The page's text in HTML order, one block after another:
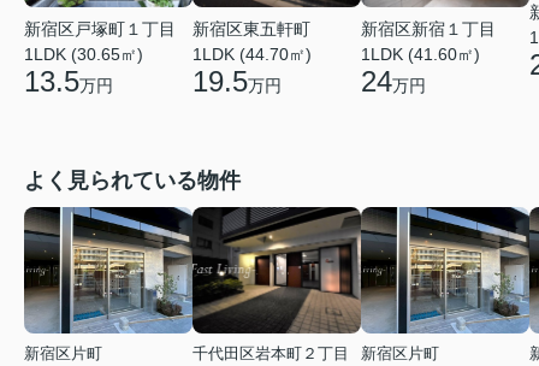
新宿区戸塚町１丁目
1LDK (30.65㎡)
13.5万円
新宿区東五軒町
1LDK (44.70㎡)
19.5万円
新宿区新宿１丁目
1LDK (41.60㎡)
24万円
よく見られている物件
新宿区片町
千代田区岩本町２丁目
新宿区片町